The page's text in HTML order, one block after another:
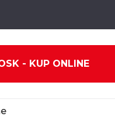
- KUP ONLINE